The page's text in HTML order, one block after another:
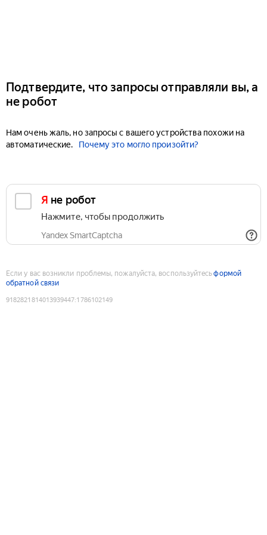
Подтвердите, что запросы отправляли вы, а
не робот
Нам очень жаль, но запросы с вашего устройства похожи на
автоматические.
Почему это могло произойти?
Я не робот
Нажмите, чтобы продолжить
Yandex SmartCaptcha
Если у вас возникли проблемы, пожалуйста, воспользуйтесьформой
обратной связи
9182821814013939447:1786102149